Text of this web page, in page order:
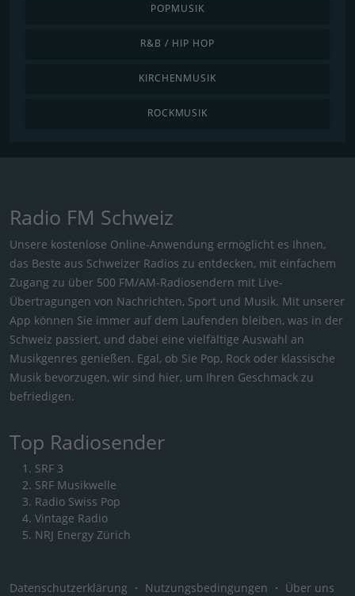
POPMUSIK
R&B / HIP HOP
KIRCHENMUSIK
ROCKMUSIK
Radio FM Schweiz
Unsere kostenlose Online-Anwendung ermöglicht es Ihnen,
das Beste aus Schweizer Radios zu entdecken, mit einfachem
Zugang zu über 500 FM/AM-Radiosendern mit Live-
Übertragungen von Nachrichten, Sport und Musik. Mit unserer
App können Sie immer auf dem Laufenden bleiben, was in der
Schweiz passiert, und dabei eine vielfältige Auswahl an
Musikgenres genießen. Egal, ob Sie Pop, Rock oder klassische
Musik bevorzugen, wir sind hier, um Ihren Geschmack zu
befriedigen.
Top Radiosender
SRF 3
SRF Musikwelle
Radio Swiss Pop
Vintage Radio
NRJ Energy Zürich
Datenschutzerklärung ・ Nutzungsbedingungen ・ Über uns